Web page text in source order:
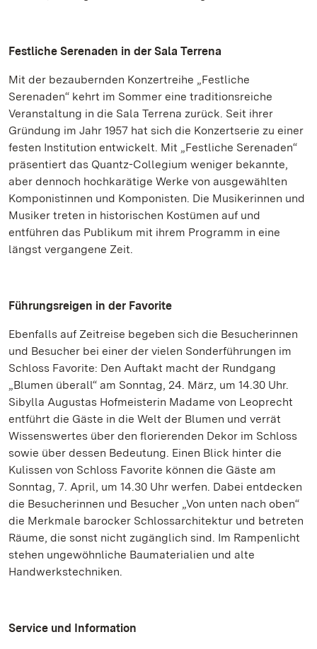
Festliche Serenaden in der Sala Terrena
Mit der bezaubernden Konzertreihe „Festliche
Serenaden“ kehrt im Sommer eine traditionsreiche
Veranstaltung in die Sala Terrena zurück. Seit ihrer
Gründung im Jahr 1957 hat sich die Konzertserie zu einer
festen Institution entwickelt. Mit „Festliche Serenaden“
präsentiert das Quantz-Collegium weniger bekannte,
aber dennoch hochkarätige Werke von ausgewählten
Komponistinnen und Komponisten. Die Musikerinnen und
Musiker treten in historischen Kostümen auf und
entführen das Publikum mit ihrem Programm in eine
längst vergangene Zeit.
Führungsreigen in der Favorite
Ebenfalls auf Zeitreise begeben sich die Besucherinnen
und Besucher bei einer der vielen Sonderführungen im
Schloss Favorite: Den Auftakt macht der Rundgang
„Blumen überall“ am Sonntag, 24. März, um 14.30 Uhr.
Sibylla Augustas Hofmeisterin Madame von Leoprecht
entführt die Gäste in die Welt der Blumen und verrät
Wissenswertes über den florierenden Dekor im Schloss
sowie über dessen Bedeutung. Einen Blick hinter die
Kulissen von Schloss Favorite können die Gäste am
Sonntag, 7. April, um 14.30 Uhr werfen. Dabei entdecken
die Besucherinnen und Besucher „Von unten nach oben“
die Merkmale barocker Schlossarchitektur und betreten
Räume, die sonst nicht zugänglich sind. Im Rampenlicht
stehen ungewöhnliche Baumaterialien und alte
Handwerkstechniken.
Service und Information